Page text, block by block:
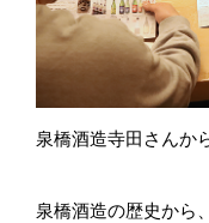
泉橋酒造寺田さんか
泉橋酒造の歴史から